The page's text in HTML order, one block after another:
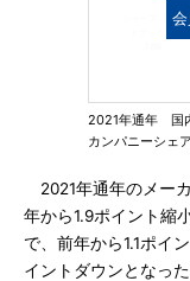
2021年通年 国
カンパニーシェ
2021年通年のメー
年から1.9ポイント縮
で、前年から1.1ポイ
イントダウンとなった